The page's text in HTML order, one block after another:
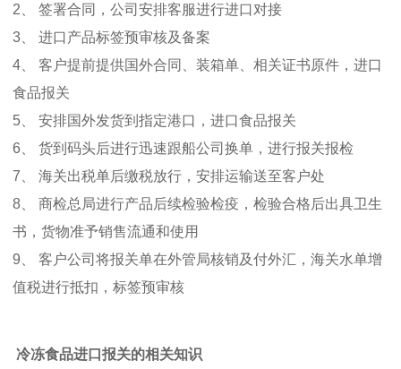
2、 签署合同，公司安排客服进行进口对接
3、 进口产品标签预审核及备案
4、 客户提前提供国外合同、装箱单、相关证书原件，进口
食品报关
5、 安排国外发货到指定港口，进口食品报关
6、 货到码头后进行迅速跟船公司换单，进行报关报检
7、 海关出税单后缴税放行，安排运输送至客户处
8、 商检总局进行产品后续检验检疫，检验合格后出具卫生
书，货物准予销售流通和使用
9、 客户公司将报关单在外管局核销及付外汇，海关水单增
值税进行抵扣，标签预审核
冷冻食品进口报关的相关知识